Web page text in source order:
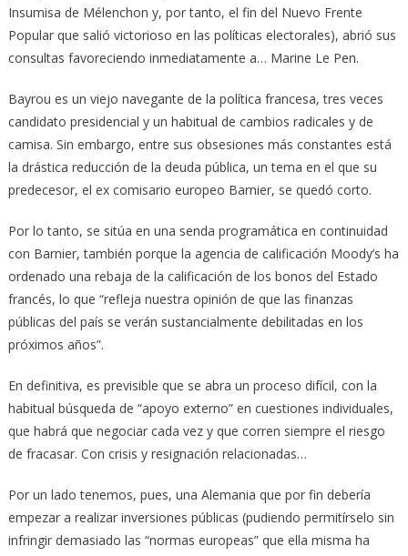
Insumisa de Mélenchon y, por tanto, el fin del Nuevo Frente
Popular que salió victorioso en las políticas electorales), abrió sus
consultas favoreciendo inmediatamente a… Marine Le Pen.
Bayrou es un viejo navegante de la política francesa, tres veces
candidato presidencial y un habitual de cambios radicales y de
camisa. Sin embargo, entre sus obsesiones más constantes está
la drástica reducción de la deuda pública, un tema en el que su
predecesor, el ex comisario europeo Barnier, se quedó corto.
Por lo tanto, se sitúa en una senda programática en continuidad
con Barnier, también porque la agencia de calificación Moody’s ha
ordenado una rebaja de la calificación de los bonos del Estado
francés, lo que “refleja nuestra opinión de que las finanzas
públicas del país se verán sustancialmente debilitadas en los
próximos años”.
En definitiva, es previsible que se abra un proceso difícil, con la
habitual búsqueda de “apoyo externo” en cuestiones individuales,
que habrá que negociar cada vez y que corren siempre el riesgo
de fracasar. Con crisis y resignación relacionadas…
Por un lado tenemos, pues, una Alemania que por fin debería
empezar a realizar inversiones públicas (pudiendo permitírselo sin
infringir demasiado las “normas europeas” que ella misma ha